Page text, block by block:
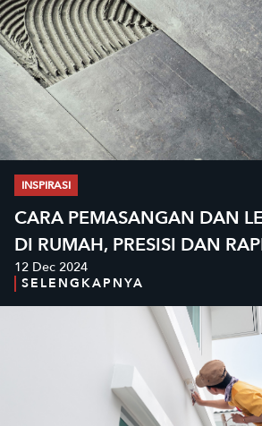
INSPIRASI
CARA PEMASANGAN DAN
DI RUMAH, PRESISI DAN
12 Dec 2024
SELENGKAPNYA